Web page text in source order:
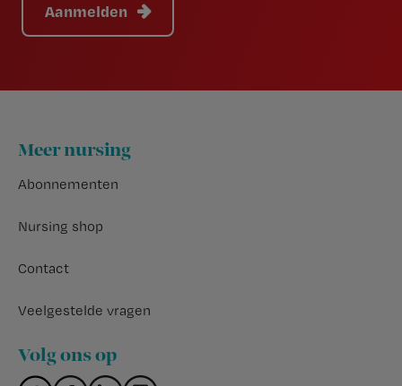
Aanmelden
Footer
Meer nursing
Abonnementen
Nursing shop
Contact
Veelgestelde vragen
Volg ons op